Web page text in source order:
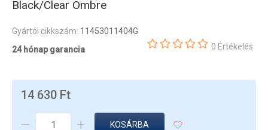
Black/Clear Ombre
Gyártói cikkszám: 11453011404G
24 hónap garancia
0 Értékelés
14 630 Ft
KOSÁRBA